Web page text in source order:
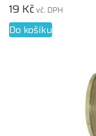
19 Kčvč. DPH
Do košíku